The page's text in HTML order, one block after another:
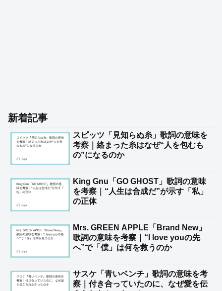
新着記事
スピッツ「見知らぬ糸」歌詞の意味を
考察｜絡まった糸はなぜ“人を包むも
の”になるのか
King Gnu「GO GHOST」歌詞の意味
を考察｜“人生は合成だ”が示す「私」
の正体
Mrs. GREEN APPLE「Brand New」
歌詞の意味を考察｜“I love youの先
へ”で「僕」は何を救うのか
サスケ「青いベンチ」歌詞の意味を考
察｜付き合っていたのに、なぜ愛を伝